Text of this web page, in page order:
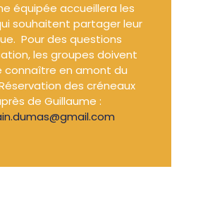
équipée accueillera les
souhaitent partager leur
Pour des questions
les groupes doivent
connaître en amont du
des créneaux
de Guillaume :